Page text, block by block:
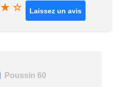
★ ☆ Laissez un avis
Poussin 60